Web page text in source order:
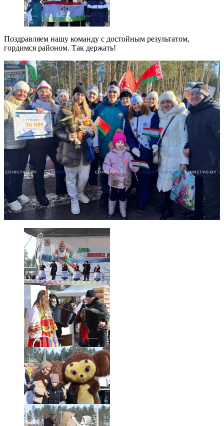
Поздравляем нашу команду с достойным результатом,
гордимся районом. Так держать!